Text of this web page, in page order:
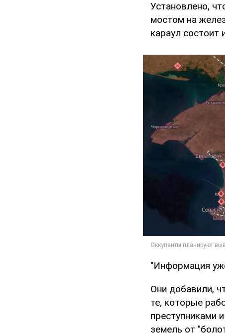
Установлено,
мостом на
караул
"Информация
Они добавили,
те, которые
преступниками
земель от